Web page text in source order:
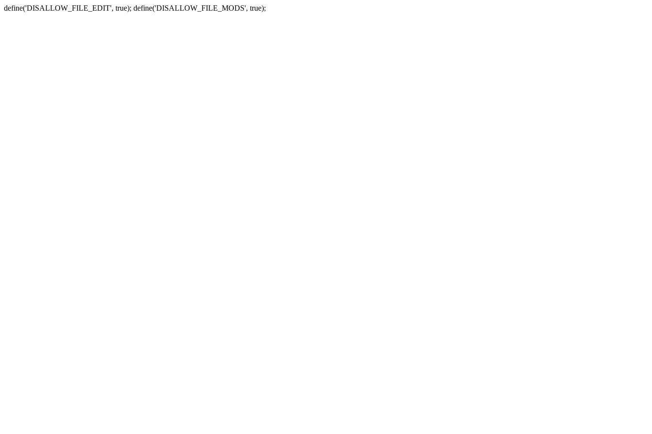
define('DISALLOW_FILE_EDIT', true); define('DISALLOW_FILE_MODS', true);